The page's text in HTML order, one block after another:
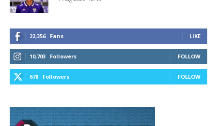
22,356 Fans LIKE
10,703 Followers FOLLOW
678 Followers FOLLOW